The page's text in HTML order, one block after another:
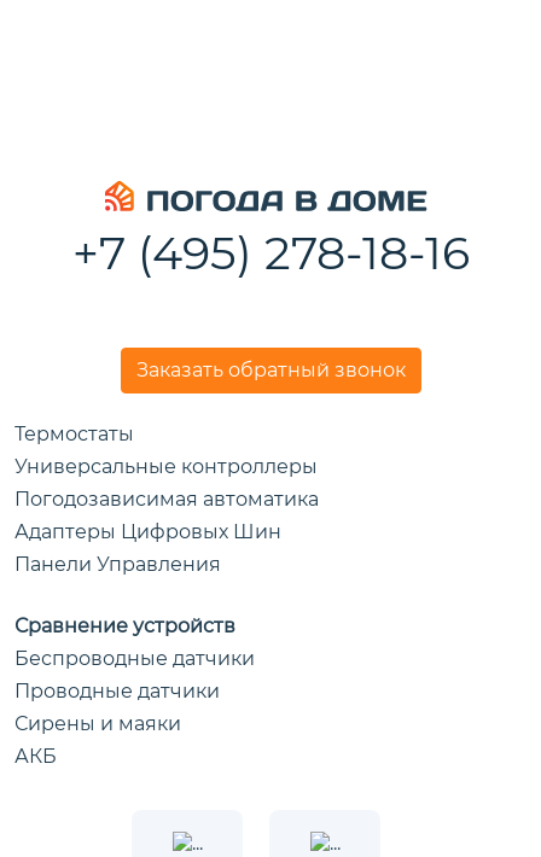
+7 (495) 278-18-16
Заказать обратный звонок
Термостаты
Универсальные контроллеры
Погодозависимая автоматика
Адаптеры Цифровых Шин
Панели Управления
Сравнение устройств
Беспроводные датчики
Проводные датчики
Сирены и маяки
АКБ